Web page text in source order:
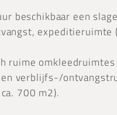
beschikbaar een
expeditieruimte
ruime
verblijfs-/
700 m2).